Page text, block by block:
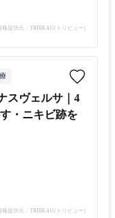
報提供元：TRIBEAU(トリビュー)
スヴェルサ｜4
・ニキビ跡を
報提供元：TRIBEAU(トリビュー)